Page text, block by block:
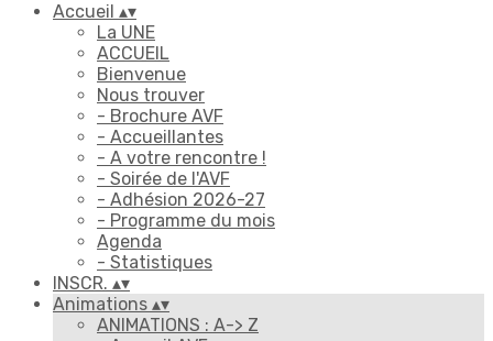
Accueil ▴▾
La UNE
ACCUEIL
Bienvenue
Nous trouver
- Brochure AVF
- Accueillantes
- A votre rencontre !
- Soirée de l'AVF
- Adhésion 2026-27
- Programme du mois
Agenda
- Statistiques
INSCR. ▴▾
Animations ▴▾
ANIMATIONS : A-> Z